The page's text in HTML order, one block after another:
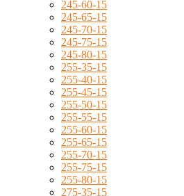
245-60-15
245-65-15
245-70-15
245-75-15
245-80-15
255-35-15
255-40-15
255-45-15
255-50-15
255-55-15
255-60-15
255-65-15
255-70-15
255-75-15
255-80-15
275-35-15